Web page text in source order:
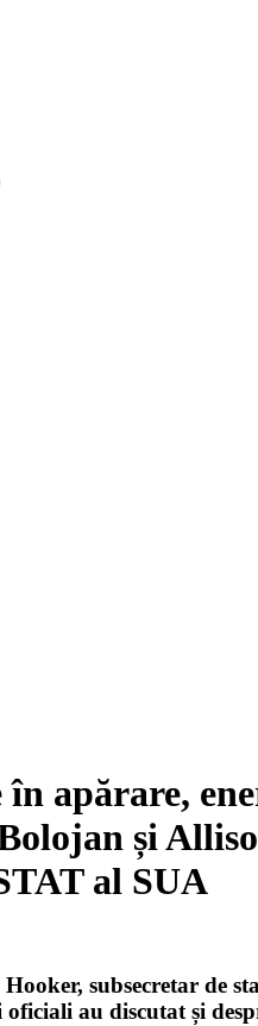
apărare,
și
al SUA
subsecretar de
oficiali au discutat și